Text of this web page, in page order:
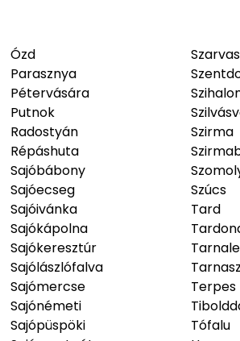
Ózd
Parasznya
Pétervására
Putnok
Radostyán
Répáshuta
Sajóbábony
Sajóecseg
Sajóivánka
Sajókápolna
Sajókeresztúr
Sajólászlófalva
Sajómercse
Sajónémeti
Sajópüspöki
Szirma
Szúcs
Tard
Terpes
Tófalu